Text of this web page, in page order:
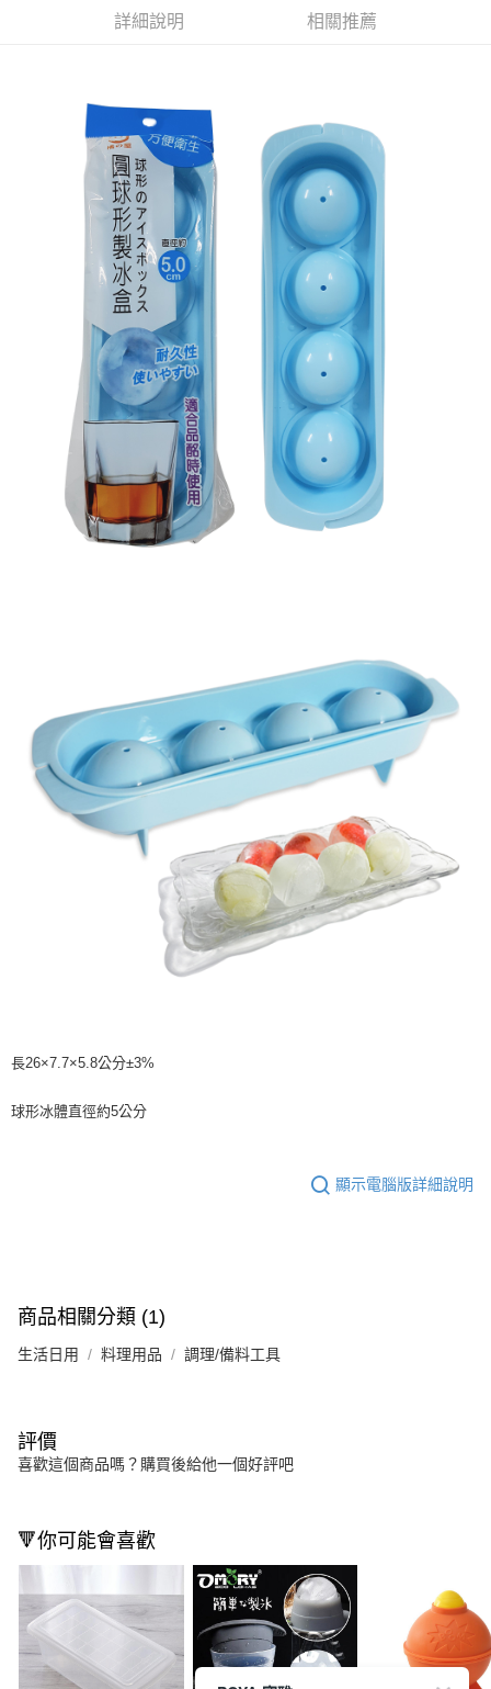
「AFTEE先享後付」，若未經同意申辦者引起之損失，本公司不負相關責
５．嚴禁一人註冊多個帳號或使用他人資訊註冊。若發現惡意使用之情形，
恩沛科技股份有限公司將有權停止該用戶之使用額度並採取法律行動。
每筆NT$100，滿NT$790(含以上)免運費
每筆NT$80，滿NT$290(含以上)免運費
詳細說明 相關推薦
長26×7.7×5.8公分±3%
球形冰體直徑約5公分
顯示電腦版詳細說明
商品相關分類 (1)
生活日用 料理用品 調理/備料工具
評價
喜歡這個商品嗎？購買後給他一個好評吧
🔻你可能會喜歡